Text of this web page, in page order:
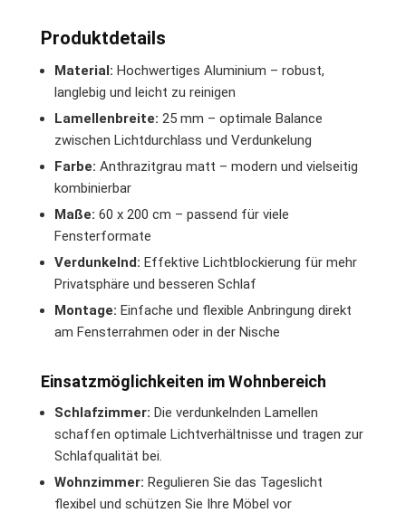
Produktdetails
Material: Hochwertiges Aluminium – robust,
langlebig und leicht zu reinigen
Lamellenbreite: 25 mm – optimale Balance
zwischen Lichtdurchlass und Verdunkelung
Farbe: Anthrazitgrau matt – modern und vielseitig
kombinierbar
Maße: 60 x 200 cm – passend für viele
Fensterformate
Verdunkelnd: Effektive Lichtblockierung für mehr
Privatsphäre und besseren Schlaf
Montage: Einfache und flexible Anbringung direkt
am Fensterrahmen oder in der Nische
Einsatzmöglichkeiten im Wohnbereich
Schlafzimmer: Die verdunkelnden Lamellen
schaffen optimale Lichtverhältnisse und tragen zur
Schlafqualität bei.
Wohnzimmer: Regulieren Sie das Tageslicht
flexibel und schützen Sie Ihre Möbel vor